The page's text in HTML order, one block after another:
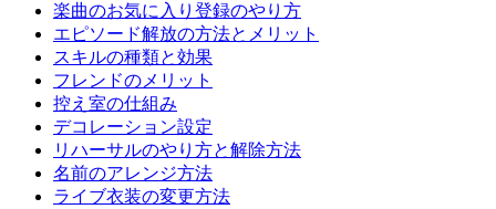
楽曲のお気に入り登録のやり方
エピソード解放の方法とメリット
スキルの種類と効果
フレンドのメリット
控え室の仕組み
デコレーション設定
リハーサルのやり方と解除方法
名前のアレンジ方法
ライブ衣装の変更方法